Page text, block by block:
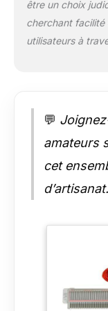
être un choix
cherchant
utilisateurs à
💬
amateurs
cet
d’artisanat.